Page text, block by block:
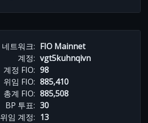
네트워크: FIO Mainnet
계정: vgt5kuhnqivn
계정 FIO: 98
위임 FIO: 885,410
총계 FIO: 885,508
BP 투표: 30
위임 계정: 13